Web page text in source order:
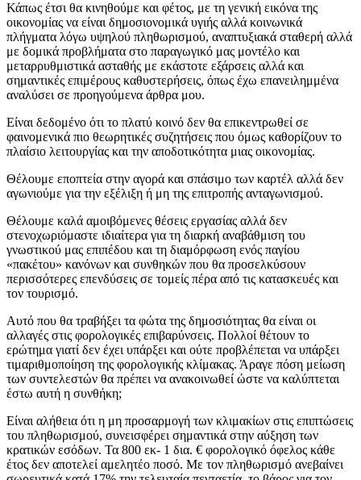
Κάπως έτσι θα κινηθούμε και φέτος, με τη γενική εικόνα της
οικονομίας να είναι δημοσιονομικά υγιής αλλά κοινωνικά
πλήγματα λόγω υψηλού πληθωρισμού, αναπτυξιακά σταθερή αλλά
με δομικά προβλήματα στο παραγωγικό μας μοντέλο και
μεταρρυθμιστικά ασταθής με εκάστοτε εξάρσεις αλλά και
σημαντικές επιμέρους καθυστερήσεις, όπως έχω επανειλημμένα
αναλύσει σε προηγούμενα άρθρα μου.
Είναι δεδομένο ότι το πλατύ κοινό δεν θα επικεντρωθεί σε
φαινομενικά πιο θεωρητικές συζητήσεις που όμως καθορίζουν το
πλαίσιο λειτουργίας και την αποδοτικότητα μιας οικονομίας.
Θέλουμε εποπτεία στην αγορά και σπάσιμο των καρτέλ αλλά δεν
αγωνιούμε για την εξέλιξη ή μη της επιτροπής ανταγωνισμού.
Θέλουμε καλά αμοιβόμενες θέσεις εργασίας αλλά δεν
στενοχωριόμαστε ιδιαίτερα για τη διαρκή αναβάθμιση του
γνωστικού μας επιπέδου και τη διαμόρφωση ενός παγίου
«πακέτου» κανόνων και συνθηκών που θα προσελκύσουν
περισσότερες επενδύσεις σε τομείς πέρα από τις κατασκευές και
τον τουρισμό.
Αυτό που θα τραβήξει τα φώτα της δημοσιότητας θα είναι οι
αλλαγές στις φορολογικές επιβαρύνσεις. Πολλοί θέτουν το
ερώτημα γιατί δεν έχει υπάρξει και ούτε προβλέπεται να υπάρξει
τιμαριθμοποίηση της φορολογικής κλίμακας. Άραγε πόση μείωση
των συντελεστών θα πρέπει να ανακοινωθεί ώστε να καλύπτεται
έστω αυτή η συνθήκη;
Είναι αλήθεια ότι η μη προσαρμογή των κλιμακίων στις επιπτώσεις
του πληθωρισμού, συνεισφέρει σημαντικά στην αύξηση των
κρατικών εσόδων. Τα 800 εκ- 1 δια. € φορολογικό όφελος κάθε
έτος δεν αποτελεί αμελητέο ποσό. Με τον πληθωρισμό ανεβαίνει